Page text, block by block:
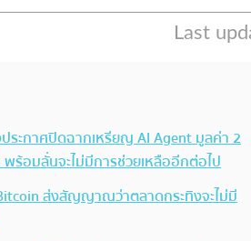
ระกาศปิดฉากเหรียญ AI Agent มูลค่า 2
ร้อมลั่นจะไม่มีการช่วยเหลืออีกต่อไป
ส่งสัญญาณว่าตลาดกระทิงจะไม่มี